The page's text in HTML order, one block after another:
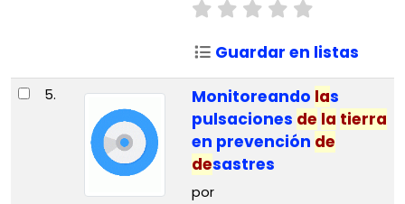
Guardar en listas
5. Monitoreando las
pulsaciones de la tierra
en prevención de
desastres
por